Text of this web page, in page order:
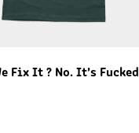
Fix It ? No. It’s Fucked